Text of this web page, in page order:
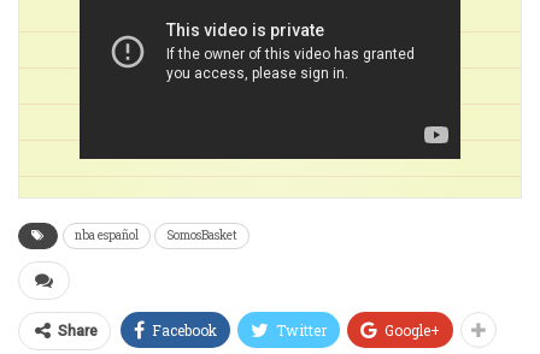
nba español SomosBasket
Share Facebook Twitter Google+